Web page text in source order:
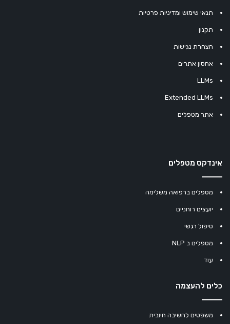
תנאי שימוש ומדיניות פרטיות
תקנון
הצהרת נגישות
אחסון אתרים
LLMs
Extended LLMs
אתר מטפלים
אינדקס מטפלים
מטפלים ברפואה משלימה
יועצים רוחניים
טיפול רגשי
מטפלים ב NLP
עוד
כלים להעצמה
משפטים לחשיבה חיובית